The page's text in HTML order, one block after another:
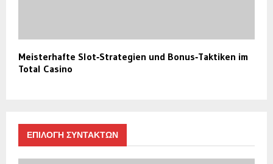
Meisterhafte Slot‑Strategien und Bonus‑Taktiken im
Total Casino
ΕΠΙΛΟΓΗ ΣΥΝΤΑΚΤΩΝ